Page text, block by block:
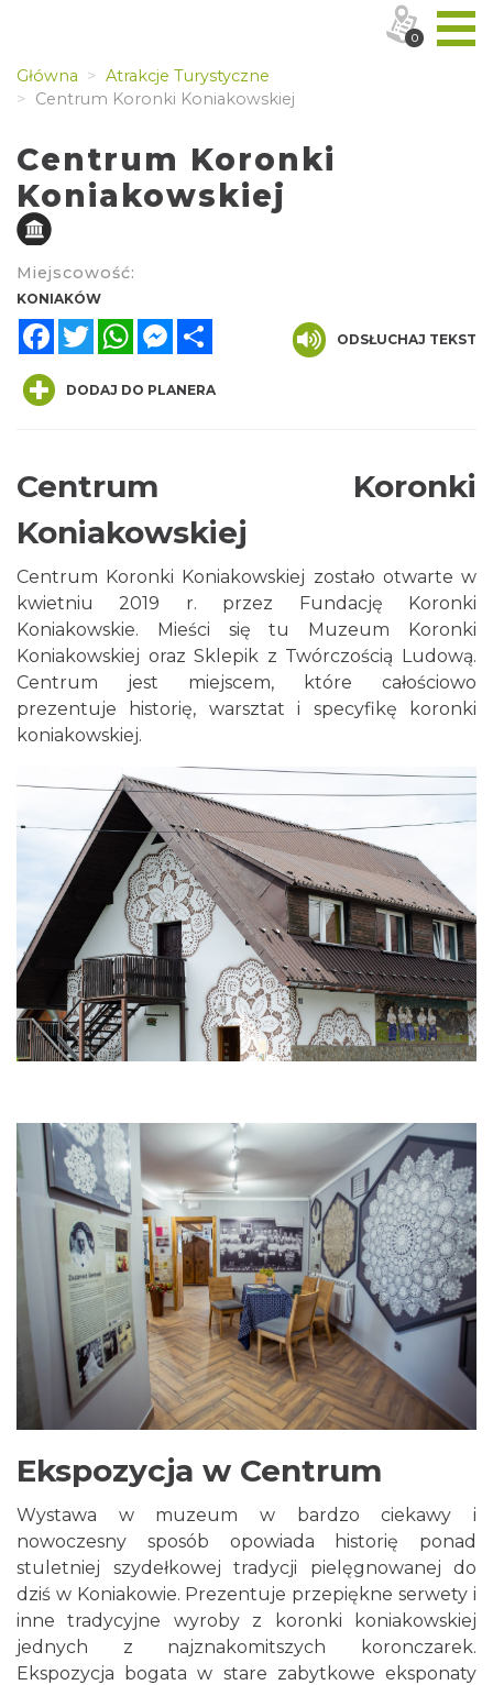
Główna
Atrakcje Turystyczne
Centrum Koronki Koniakowskiej
Centrum Koronki
Koniakowskiej
Miejscowość:
KONIAKÓW
FacebookTwitterWhatsAppMessenger
ODSŁUCHAJ TEKST
DODAJ DO PLANERA
Centrum Koronki
Koniakowskiej
Centrum Koronki Koniakowskiej zostało otwarte w
kwietniu 2019 r. przez Fundację Koronki
Koniakowskie. Mieści się tu Muzeum Koronki
Koniakowskiej oraz Sklepik z Twórczością Ludową.
Centrum jest miejscem, które całościowo
prezentuje historię, warsztat i specyfikę koronki
koniakowskiej.
Ekspozycja w Centrum
Wystawa w muzeum w bardzo ciekawy i
nowoczesny sposób opowiada historię ponad
stuletniej szydełkowej tradycji pielęgnowanej do
dziś w Koniakowie. Prezentuje przepiękne serwety i
inne tradycyjne wyroby z koronki koniakowskiej
jednych z najznakomitszych koronczarek.
Ekspozycja bogata w stare zabytkowe eksponaty
0